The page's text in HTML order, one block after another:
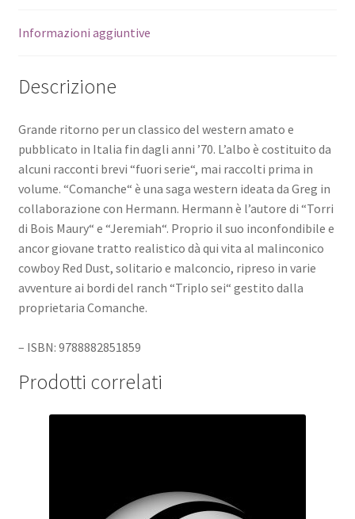
Informazioni aggiuntive
Descrizione
Grande ritorno per un classico del western amato e
pubblicato in Italia fin dagli anni ’70. L’albo è costituito da
alcuni racconti brevi “fuori serie“, mai raccolti prima in
volume. “Comanche“ è una saga western ideata da Greg in
collaborazione con Hermann. Hermann è l’autore di “Torri
di Bois Maury“ e “Jeremiah“. Proprio il suo inconfondibile e
ancor giovane tratto realistico dà qui vita al malinconico
cowboy Red Dust, solitario e malconcio, ripreso in varie
avventure ai bordi del ranch “Triplo sei“ gestito dalla
proprietaria Comanche.
– ISBN: 9788882851859
Prodotti correlati